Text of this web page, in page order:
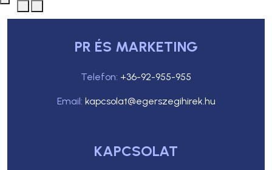
PR ÉS MARKETING
Telefon: +36-92-955-955
Email: kapcsolat@egerszegihirek.hu
KAPCSOLAT